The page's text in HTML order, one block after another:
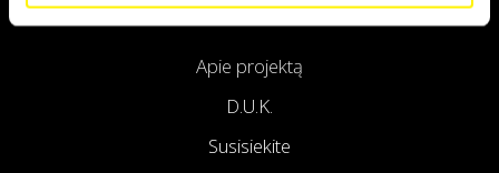
Apie projektą
D.U.K.
Susisiekite